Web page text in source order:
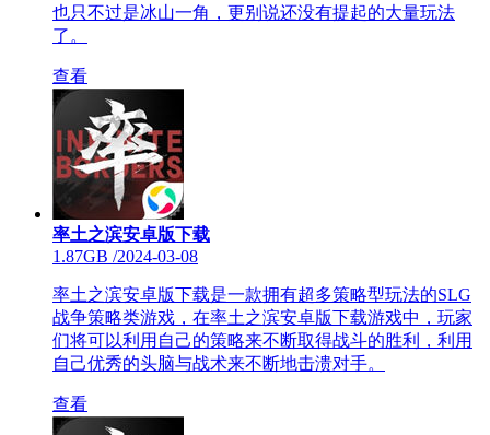
也只不过是冰山一角，更别说还没有提起的大量玩法
了。
查看
率土之滨安卓版下载
1.87GB /2024-03-08
率土之滨安卓版下载是一款拥有超多策略型玩法的SLG
战争策略类游戏，在率土之滨安卓版下载游戏中，玩家
们将可以利用自己的策略来不断取得战斗的胜利，利用
自己优秀的头脑与战术来不断地击溃对手。
查看